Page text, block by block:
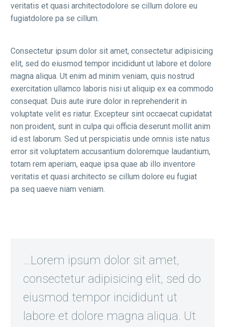
veritatis et quasi architectodolore se cillum dolore eu
fugiatdolore pa se cillum.
Consectetur ipsum dolor sit amet, consectetur adipisicing
elit, sed do eiusmod tempor incididunt ut labore et dolore
magna aliqua. Ut enim ad minim veniam, quis nostrud
exercitation ullamco laboris nisi ut aliquip ex ea commodo
consequat. Duis aute irure dolor in reprehenderit in
voluptate velit es riatur. Excepteur sint occaecat cupidatat
non proident, sunt in culpa qui officia deserunt mollit anim
id est laborum. Sed ut perspiciatis unde omnis iste natus
error sit voluptatem accusantium doloremque laudantium,
totam rem aperiam, eaque ipsa quae ab illo inventore
veritatis et quasi architecto se cillum dolore eu fugiat
pa seq uaeve niam veniam.
…Lorem ipsum dolor sit amet,
consectetur adipisicing elit, sed do
eiusmod tempor incididunt ut
labore et dolore magna aliqua. Ut